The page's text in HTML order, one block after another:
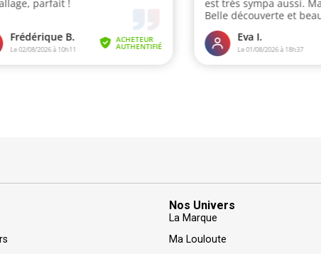
Nos Univers
La Marque
Ma Louloute